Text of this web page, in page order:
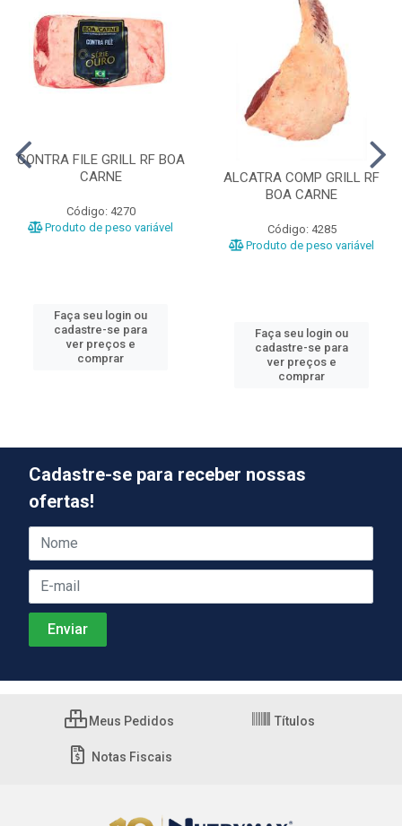
CONTRA FILE GRILL RF BOA
CARNE
Código: 4270
Produto de peso variável
Faça seu login ou
cadastre-se para
ver preços e
comprar
ALCATRA COMP GRILL RF
BOA CARNE
Código: 4285
Produto de peso variável
Faça seu login ou
cadastre-se para
ver preços e
comprar
Cadastre-se para receber nossas
ofertas!
Meus Pedidos Títulos
Notas Fiscais